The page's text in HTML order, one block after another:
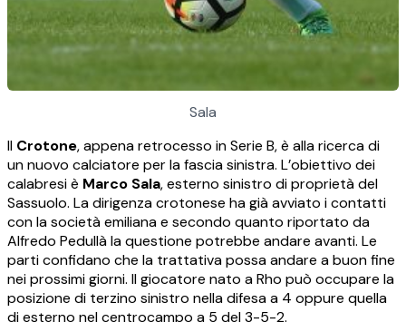
Sala
Il Crotone, appena retrocesso in Serie B, è alla ricerca di
un nuovo calciatore per la fascia sinistra. L’obiettivo dei
calabresi è Marco Sala, esterno sinistro di proprietà del
Sassuolo. La dirigenza crotonese ha già avviato i contatti
con la società emiliana e secondo quanto riportato da
Alfredo Pedullà la questione potrebbe andare avanti. Le
parti confidano che la trattativa possa andare a buon fine
nei prossimi giorni. Il giocatore nato a Rho può occupare la
posizione di terzino sinistro nella difesa a 4 oppure quella
di esterno nel centrocampo a 5 del 3-5-2.